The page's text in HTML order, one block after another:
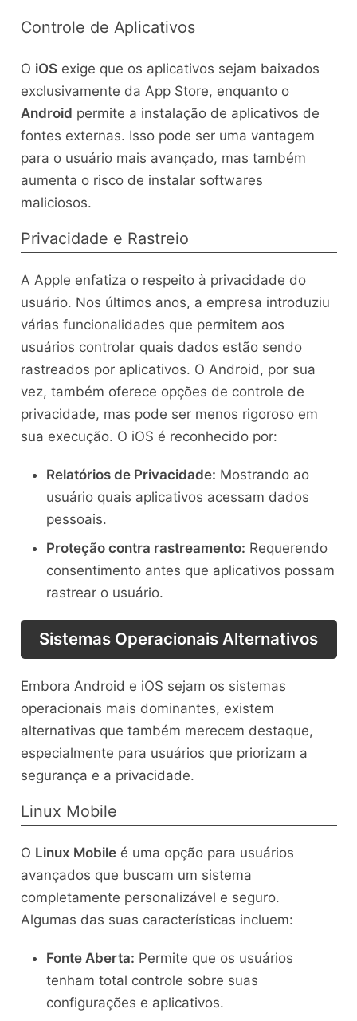
Controle de Aplicativos
O iOSexige que os aplicativos sejam baixados
exclusivamente da App Store, enquanto o
Android permite a instalação de aplicativos de
fontes externas. Isso pode ser uma vantagem
para o usuário mais avançado, mas também
aumenta o risco de instalar softwares
maliciosos.
Privacidade e Rastreio
A Apple enfatiza o respeito à privacidade do
usuário. Nos últimos anos, a empresa introduziu
várias funcionalidades que permitem aos
usuários controlar quais dados estão sendo
rastreados por aplicativos. O Android, por sua
vez, também oferece opções de controle de
privacidade, mas pode ser menos rigoroso em
sua execução. O iOS é reconhecido por:
Relatórios de Privacidade: Mostrando ao
usuário quais aplicativos acessam dados
pessoais.
Proteção contra rastreamento: Requerendo
consentimento antes que aplicativos possam
rastrear o usuário.
Sistemas Operacionais Alternativos
Embora Android e iOS sejam os sistemas
operacionais mais dominantes, existem
alternativas que também merecem destaque,
especialmente para usuários que priorizam a
segurança e a privacidade.
Linux Mobile
O Linux Mobileé uma opção para usuários
avançados que buscam um sistema
completamente personalizável e seguro.
Algumas das suas características incluem:
Fonte Aberta: Permite que os usuários
tenham total controle sobre suas
configurações e aplicativos.